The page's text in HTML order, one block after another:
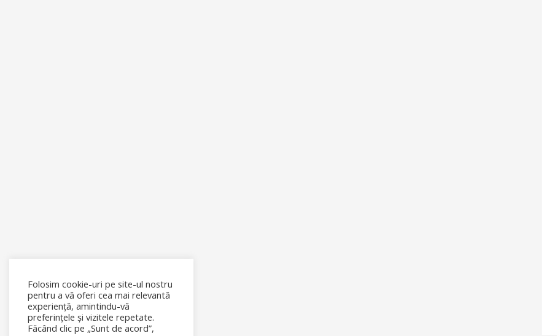
Folosim cookie-uri pe site-ul nostru
pentru a vă oferi cea mai relevantă
experiență, amintindu-vă
preferințele și vizitele repetate.
Făcând clic pe „Sunt de acord”,